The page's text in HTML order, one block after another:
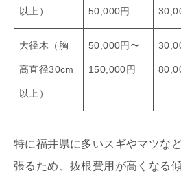
以上） 50,000円
大径木（胸
高直径30cm
以上）
50,000円〜
150,000円
特に福井県に多いスギやマツな
張るため、抜根費用が高くなる